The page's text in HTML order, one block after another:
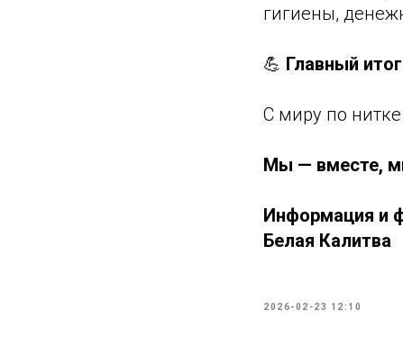
гигиены,
💪 Главный
С миру по
Мы — вместе,
Информация и
Белая Калитва
2026-02-23 12:10